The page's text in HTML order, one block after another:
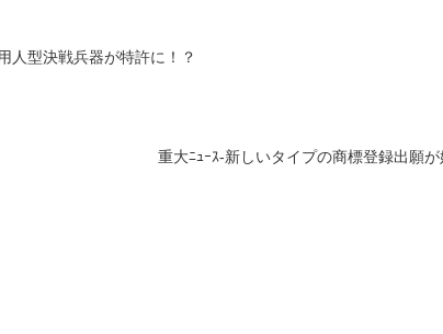
人型決戦兵器が特許に！？
重大ﾆｭｰｽ-新しいタイプの商標登録出願が